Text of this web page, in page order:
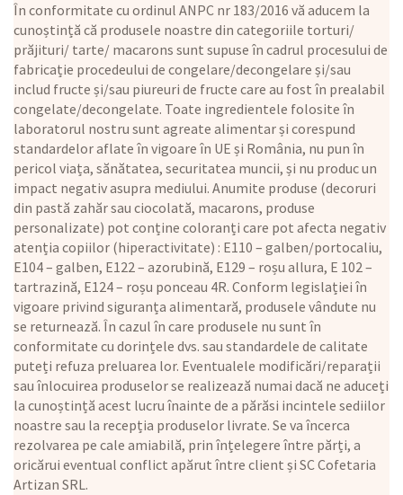
În conformitate cu ordinul ANPC nr 183/2016 vă aducem la
cunoștință că produsele noastre din categoriile torturi/
prăjituri/ tarte/ macarons sunt supuse în cadrul procesului de
fabricație procedeului de congelare/decongelare și/sau
includ fructe și/sau piureuri de fructe care au fost în prealabil
congelate/decongelate. Toate ingredientele folosite în
laboratorul nostru sunt agreate alimentar și corespund
standardelor aflate în vigoare în UE și România, nu pun în
pericol viața, sănătatea, securitatea muncii, și nu produc un
impact negativ asupra mediului. Anumite produse (decoruri
din pastă zahăr sau ciocolată, macarons, produse
personalizate) pot conține coloranți care pot afecta negativ
atenția copiilor (hiperactivitate) : E110 – galben/portocaliu,
E104 – galben, E122 – azorubină, E129 – roșu allura, E 102 –
tartrazină, E124 – roșu ponceau 4R. Conform legislației în
vigoare privind siguranța alimentară, produsele vândute nu
se returnează. În cazul în care produsele nu sunt în
conformitate cu dorințele dvs. sau standardele de calitate
puteți refuza preluarea lor. Eventualele modificări/reparații
sau înlocuirea produselor se realizează numai dacă ne aduceți
la cunoștință acest lucru înainte de a părăsi incintele sediilor
noastre sau la recepția produselor livrate. Se va încerca
rezolvarea pe cale amiabilă, prin înțelegere între părți, a
oricărui eventual conflict apărut între client și SC Cofetaria
Artizan SRL.